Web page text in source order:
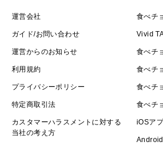
運営会社
ガイド/お問い合わせ
運営からのお知らせ
利用規約
プライバシーポリシー
特定商取引法
カスタマーハラスメントに対する
当社の考え方
食べチ
Vivid
食べチ
食べチ
食べチ
食べチ
iOSア